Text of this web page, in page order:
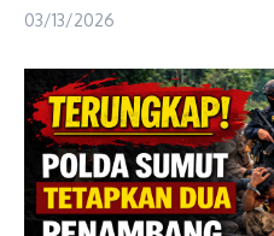
03/13/2026